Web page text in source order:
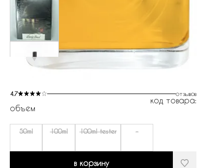
4.7 отзывов
код товара:
объем
50ml 100ml 100ml tester -
в корзину